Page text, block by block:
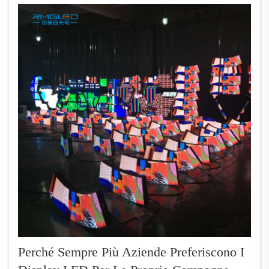
stampati su vinile in dodici posizioni. Entro
otto settimane...
Perché Sempre Più Aziende Preferiscono I